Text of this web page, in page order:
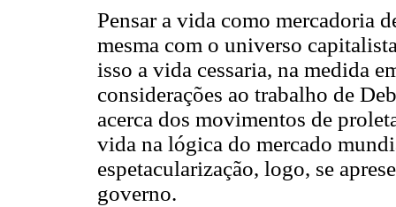
Pensar a vida como mercadoria
mesma com o universo
isso a vida cessaria, na medida
considerações ao trabalho de
acerca dos movimentos de
vida na lógica do mercado
espetacularização, logo, se
governo.